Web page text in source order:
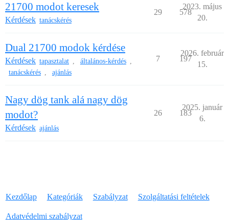
21700 modot keresek
Kérdések tanácskérés
29 578
2023. május
20.
Dual 21700 modok kérdése
Kérdések tapasztalat , általános-kérdés ,
tanácskérés , ajánlás
7 197
2026. február
15.
Nagy dög tank alá nagy dög
modot?
Kérdések ajánlás
26 183
2025. január
6.
Kezdőlap Kategóriák Szabályzat Szolgáltatási feltételek
Adatvédelmi szabályzat